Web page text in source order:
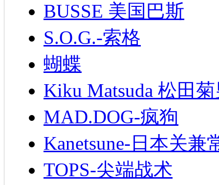
BUSSE 美国巴斯
S.O.G.-索格
蝴蝶
Kiku Matsuda 松田
MAD.DOG-疯狗
Kanetsune-日本关兼
TOPS-尖端战术